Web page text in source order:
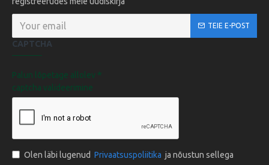
TEIE E-POST
CAPTCHA
Palun lõpetage allolev
captcha valideerimine
Olen läbi lugenud Privaatsuspoliitika ja nõustun sellega